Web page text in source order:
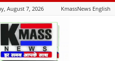
August 7, 2026 KmassNews English
KmassNews